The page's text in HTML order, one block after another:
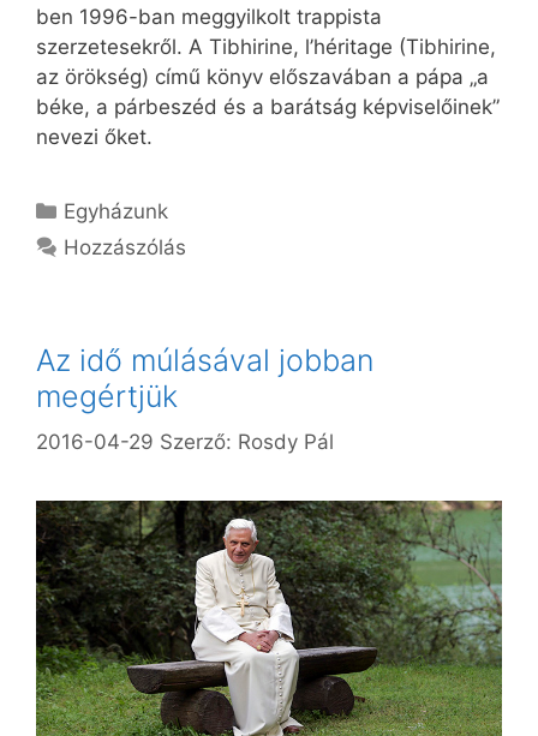
ben 1996-ban meggyilkolt trappista
szerzetesekről. A Tibhirine, l’héritage (Tibhirine,
az örökség) című könyv előszavában a pápa „a
béke, a párbeszéd és a barátság képviselőinek”
nevezi őket.
Kategória
Egyházunk
Hozzászólás
Az idő múlásával jobban
megértjük
2016-04-29 Szerző: Rosdy Pál